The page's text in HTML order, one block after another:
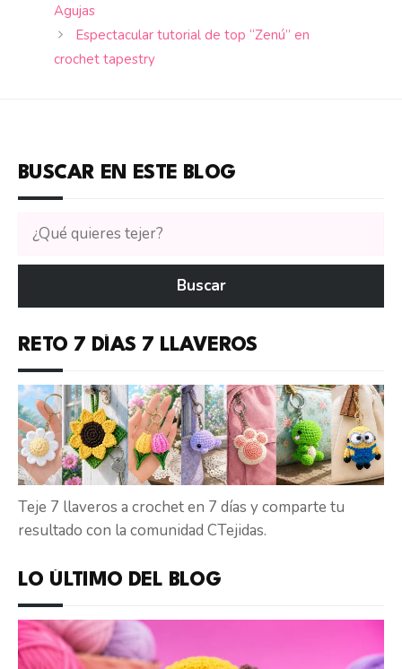
Agujas
Espectacular tutorial de top “Zenú” en
crochet tapestry
BUSCAR EN ESTE BLOG
Buscar
tutoriales
en
Buscar
RETO 7 DÍAS 7 LLAVEROS
Teje 7 llaveros a crochet en 7 días y comparte tu
resultado con la comunidad CTejidas.
LO ÚLTIMO DEL BLOG